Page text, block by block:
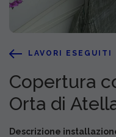
LAVORI ESEGUITI
Copertura
Orta di
Descrizione